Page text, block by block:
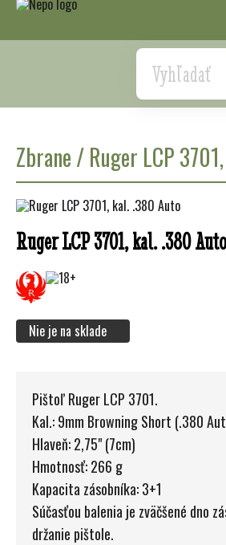
Search
Zbrane/Ruger LCP
Ruger LCP 3701, kal. .380 Auto
Nie je na sklade
Pištoľ Ruger LCP 3701.
Kal.: 9mm Browning Short (.380
Hlaveň: 2,75" (7cm)
Hmotnosť: 266 g
Kapacita zásobníka: 3+1
Súčasťou balenia je zväčšené dno
držanie pištole.